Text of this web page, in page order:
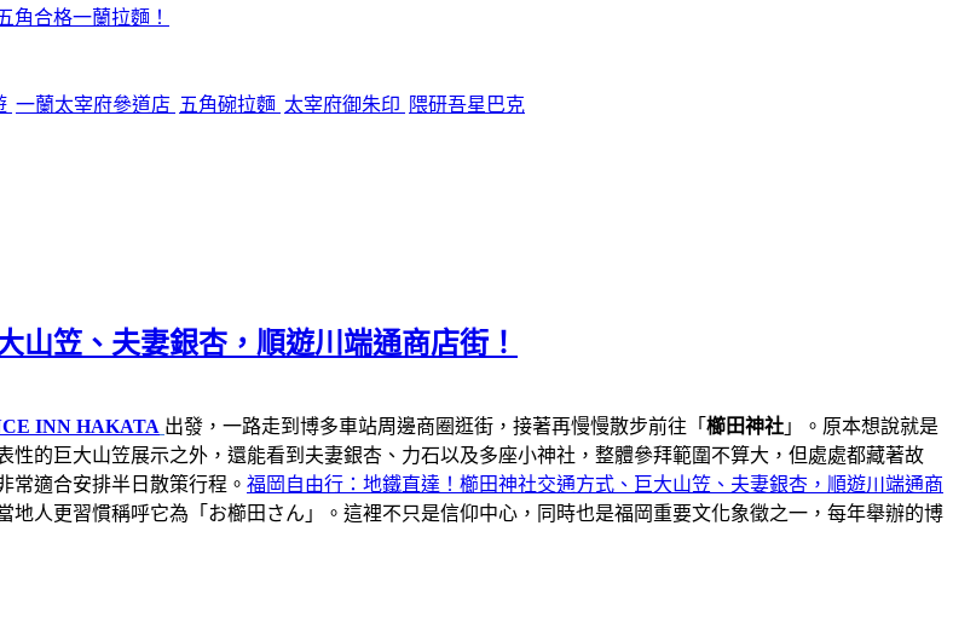
角合格一蘭拉麵！
一蘭太宰府參道店 五角碗拉麵 太宰府御朱印 隈研吾星巴克
山笠、夫妻銀杏，順遊川端通商店街！
INN HAKATA 出發，一路走到博多車站周邊商圈逛街，接著再慢慢散步前往「 櫛田神社 」。原本想說就是
的巨大山笠展示之外，還能看到夫妻銀杏、力石以及多座小神社，整體參拜範圍不算大，但處處都藏著故
常適合安排半日散策行程。 福岡自由行：地鐵直達！櫛田神社交通方式、巨大山笠、夫妻銀杏，順遊川端通商
人更習慣稱呼它為「お櫛田さん」。這裡不只是信仰中心，同時也是福岡重要文化象徵之一，每年舉辦的博